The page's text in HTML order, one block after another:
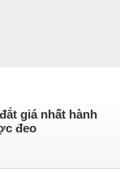
giá nhất hành
đeo